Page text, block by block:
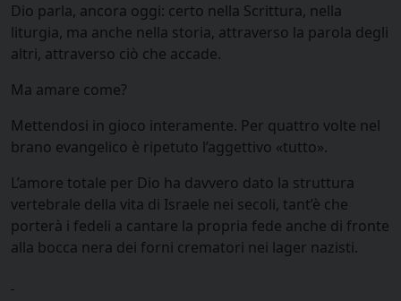
Dio parla, ancora oggi: certo nella Scrittura, nella
liturgia, ma anche nella storia, attraverso la parola degli
altri, attraverso ciò che accade.
Ma amare come?
Mettendosi in gioco interamente. Per quattro volte nel
brano evangelico è ripetuto l’aggettivo «tutto».
L’amore totale per Dio ha davvero dato la struttura
vertebrale della vita di Israele nei secoli, tant’è che
porterà i fedeli a cantare la propria fede anche di fronte
alla bocca nera dei forni crematori nei lager nazisti.